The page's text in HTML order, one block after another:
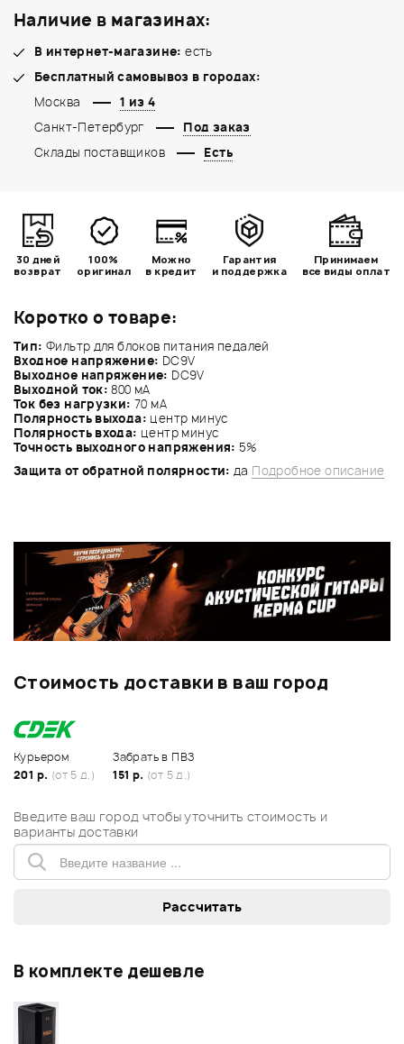
Коротко о товаре:
Тип: Фильтр для блоков питания педалей
Входное напряжение: DC9V
Выходное напряжение: DC9V
Выходной ток:800 мА
Ток без нагрузки:70 мА
Полярность выхода: центр минус
Полярность входа: центр минус
Точность выходного напряжения: 5%
Защита от обратной полярности:да Подробное описание
Наличие в магазинах:
В интернет-магазине: есть
Бесплатный самовывоз в городах:
Москва
1 из 4
Санкт-Петербург
Под заказ
Склады поставщиков
Есть
30 дней
возврат
100%
оригинал
Можно
в кредит
Гарантия
и поддержка
Принимаем
все виды оплат
Стоимость доставки в ваш город
Курьером
201 р. (от 5 д.)
Забрать в ПВЗ
151 р. (от 5 д.)
Введите ваш город чтобы уточнить стоимость и
варианты доставки
В комплекте дешевле